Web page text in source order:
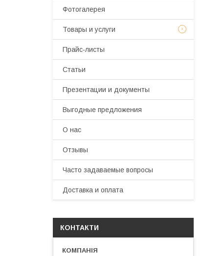
Фотогалерея
Товары и услуги
Прайс-листы
Статьи
Презентации и документы
Выгодные предложения
О нас
Отзывы
Часто задаваемые вопросы
Доставка и оплата
КОНТАКТИ